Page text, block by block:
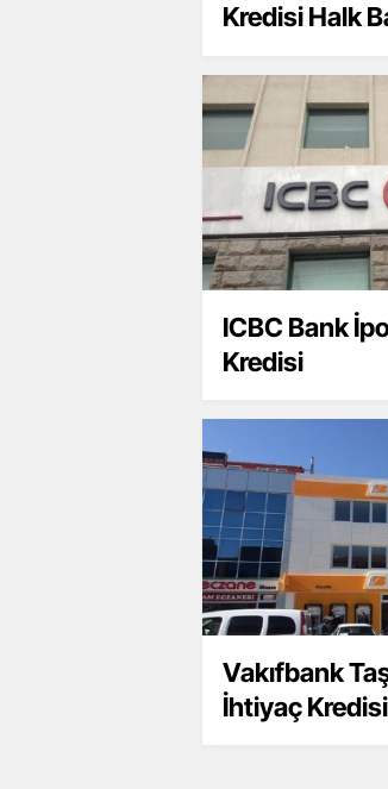
Kredisi Halk
ICBC Bank
Kredisi
Vakıfbank
İhtiyaç Kredisi